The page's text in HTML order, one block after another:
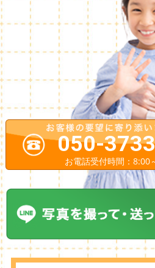
050-
お電話受付時間：8:00